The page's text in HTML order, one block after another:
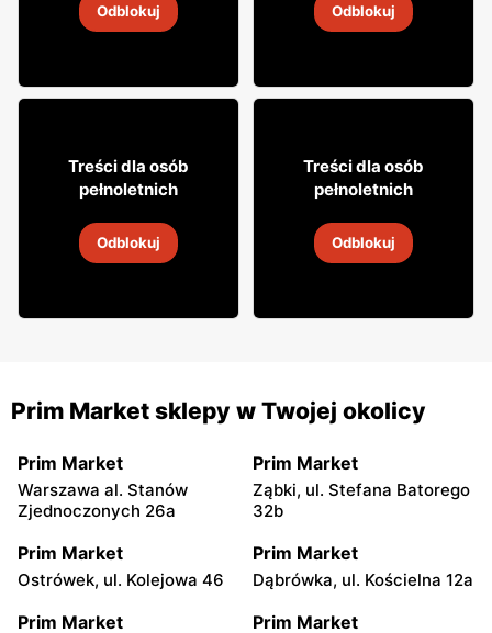
19 sie 2026Odblokuj 31 sie 2026
Odblokuj
39 99
31 sie 2026
Treści dla osób
pełnoletnich
Odblokuj
52 99
31 sie 2026
Treści dla osób
pełnoletnich
Odblokuj
Prim Market sklepy w Twojej okolicy
Prim Market
Warszawa al. Stanów
Zjednoczonych 26a
Prim Market
Ząbki, ul. Stefana Batorego
32b
Prim Market
Ostrówek, ul. Kolejowa 46
Prim Market
Dąbrówka, ul. Kościelna 12a
Prim Market Prim Market